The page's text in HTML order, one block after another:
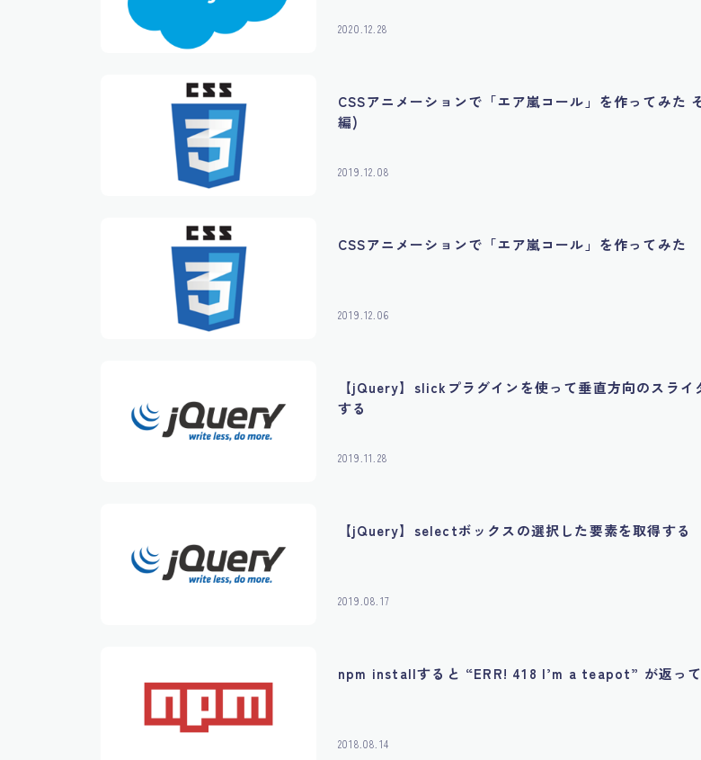
2020.12.28
CSSアニメーションで「エア嵐コール」を作ってみた
編)
2019.12.08
CSSアニメーションで「エア嵐コール」を作ってみた
2019.12.06
【jQuery】slickプラグインを使って垂直方向のスライ
する
2019.11.28
【jQuery】selectボックスの選択した要素を取得する
2019.08.17
npm installすると “ERR! 418 I’m a teapot” が返っ
2018.08.14